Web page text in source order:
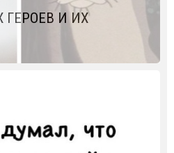
ГЕРОЕВ И ИХ